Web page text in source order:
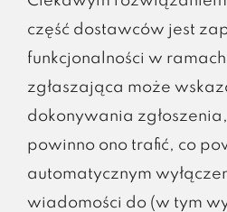
część dostawców jest
funkcjonalności w
zgłaszająca może
dokonywania
powinno ono trafić, co
automatycznym
wiadomości do (w tym